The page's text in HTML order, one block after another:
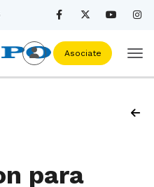
Asociate
para